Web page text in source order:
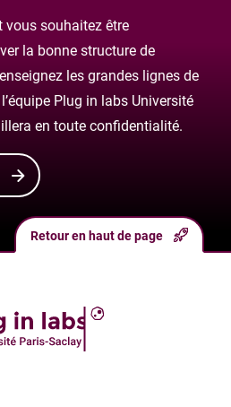
vous souhaitez être
la bonne structure de
les grandes lignes de
Plug in labs Université
en toute confidentialité.
Retour en haut de page